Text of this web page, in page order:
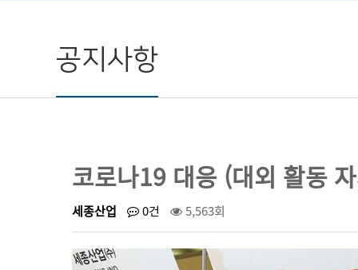
공지사항
코로나19 대응 (대외 활동
세종산업 0건 5,563회